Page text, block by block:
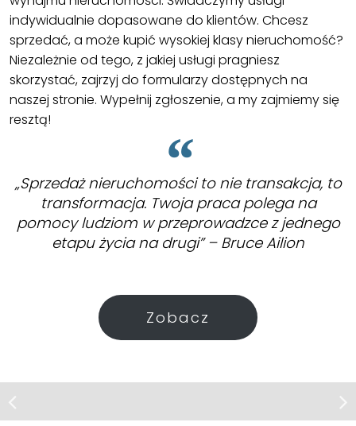
indywidualnie dopasowane do klientów. Chcesz
sprzedać, a może kupić wysokiej klasy nieruchomość?
Niezależnie od tego, z jakiej usługi pragniesz
skorzystać, zajrzyj do formularzy dostępnych na
naszej stronie. Wypełnij zgłoszenie, a my zajmiemy się
resztą!
„Sprzedaż nieruchomości to nie transakcja, to
transformacja. Twoja praca polega na
pomocy ludziom w przeprowadzce z jednego
etapu życia na drugi” – Bruce Ailion
Zobacz
Police, ul. Bankowa
4 pok. na parterze - spół. własnośc.